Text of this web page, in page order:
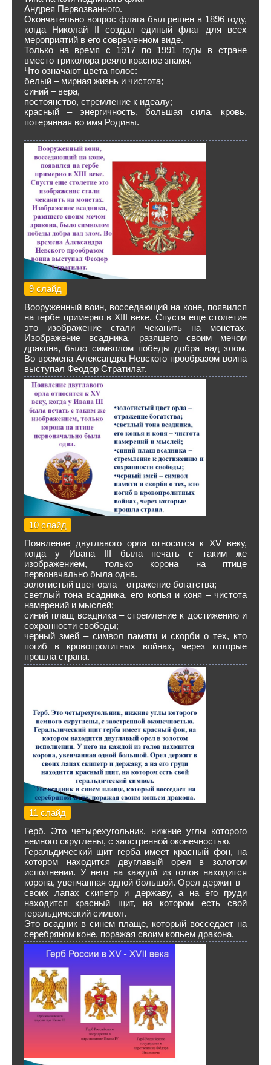
Андрея Первозванного.
Окончательно вопрос флага был решен в 1896 году,
когда Николай II создал единый флаг для всех
мероприятий в его современном виде.
Только на время с 1917 по 1991 годы в стране
вместо триколора реяло красное знамя.
Что означают цвета полос:
белый – мирная жизнь и чистота;
синий – вера,
постоянство, стремление к идеалу;
красный – энергичность, большая сила, кровь,
потерянная во имя Родины.
9 слайд
Вооруженный воин, восседающий на коне, появился
на гербе примерно в XIII веке. Спустя еще столетие
это изображение стали чеканить на монетах.
Изображение всадника, разящего своим мечом
дракона, было символом победы добра над злом.
Во времена Александра Невского прообразом воина
выступал Феодор Стратилат.
10 слайд
Появление двуглавого орла относится к XV веку,
когда у Ивана III была печать с таким же
изображением, только корона на птице
первоначально была одна.
золотистый цвет орла – отражение богатства;
светлый тона всадника, его копья и коня – чистота
намерений и мыслей;
синий плащ всадника – стремление к достижению и
сохранности свободы;
черный змей – символ памяти и скорби о тех, кто
погиб в кровопролитных войнах, через которые
прошла страна.
11 слайд
Герб. Это четырехугольник, нижние углы которого
немного скруглены, с заостренной оконечностью.
Геральдический щит герба имеет красный фон, на
котором находится двуглавый орел в золотом
исполнении. У него на каждой из голов находится
корона, увенчанная одной большой. Орел держит в
своих лапах скипетр и державу, а на его груди
находится красный щит, на котором есть свой
геральдический символ.
Это всадник в синем плаще, который восседает на
серебряном коне, поражая своим копьем дракона.